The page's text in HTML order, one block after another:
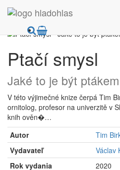
HladoHlas Knihy
Ptačí smysl
Jaké to je být ptákem
V této výjimečné knize čerpá Tim
ornitolog, profesor na univerzitě v
knih ověn�…
Autor
Tim
Vydavateľ
Václav
Rok vydania
2020